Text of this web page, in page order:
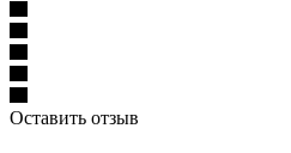
Оставить отзыв